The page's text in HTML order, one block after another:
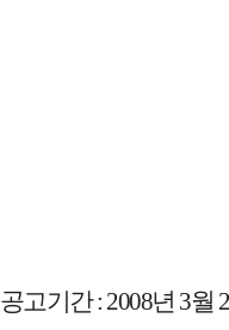
공고기간 : 2008년 3월